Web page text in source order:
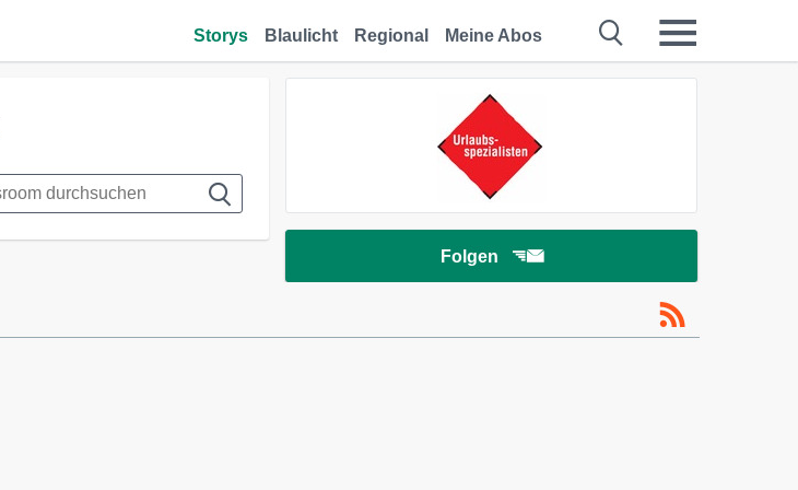
Storys Blaulicht Regional Meine Abos
Folgen